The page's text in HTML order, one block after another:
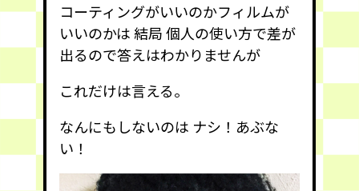
コーティングがいいのかフィルムが
いいのかは 結局 個人の使い方で差が
出るので答えはわかりませんが
これだけは言える。
なんにもしないのは ナシ！あぶな
い！